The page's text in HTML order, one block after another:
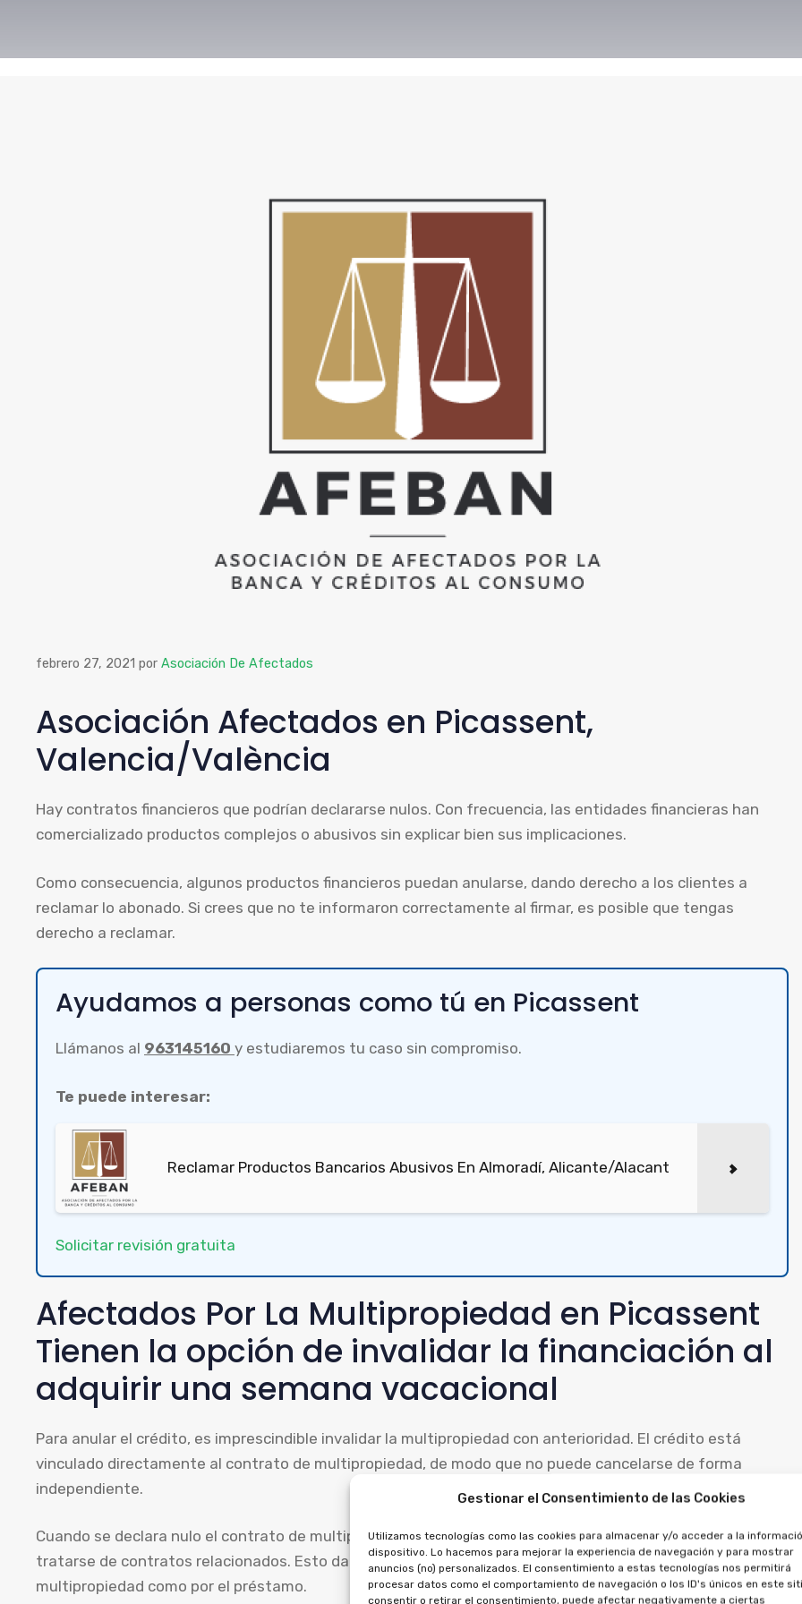
Gestionar el Consentimiento de las Cookies
Utilizamos tecnologías como las cookies para almacenar y/o acceder a la
dispositivo. Lo hacemos para mejorar la experiencia de navegación y para mostrar
anuncios (no) personalizados. El consentimiento a estas tecnologías nos permitirá
procesar datos como el comportamiento de navegación o los ID's únicos en este
consentir o retirar el consentimiento, puede afectar negativamente a ciertas
febrero 27, 2021 por Asociación De Afectados
Asociación Afectados en Picassent,
Valencia/València
Hay contratos financieros que podrían declararse nulos. Con frecuencia, las entidades financieras han
comercializado productos complejos o abusivos sin explicar bien sus implicaciones.
Como consecuencia, algunos productos financieros puedan anularse, dando derecho a los clientes a
reclamar lo abonado. Si crees que no te informaron correctamente al firmar, es posible que tengas
derecho a reclamar.
Ayudamos a personas como tú en Picassent
Llámanos al 963145160 y estudiaremos tu caso sin compromiso.
Te puede interesar:
Reclamar Productos Bancarios Abusivos En Almoradí, Alicante/Alacant
Solicitar revisión gratuita
Afectados Por La Multipropiedad en Picassent
Tienen la opción de invalidar la financiación al
adquirir una semana vacacional
Para anular el crédito, es imprescindible invalidar la multipropiedad con anterioridad. El crédito está
vinculado directamente al contrato de multipropiedad, de modo que no puede cancelarse de forma
independiente.
Cuando se declara nulo el contrato de multipropiedad, se puede solicitar la anulación del crédito, al
tratarse de contratos relacionados. Esto da derecho a recuperar los importes entregados, tanto por la
multipropiedad como por el préstamo.